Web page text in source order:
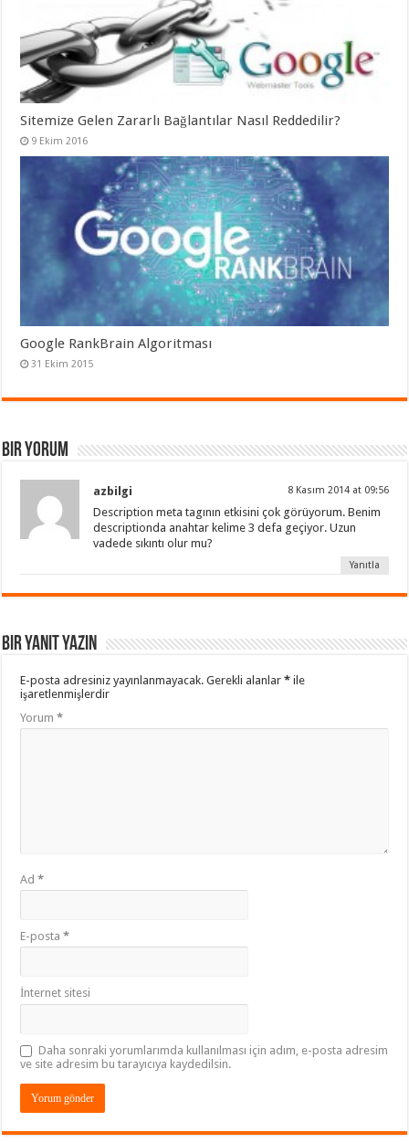
Sitemize Gelen Zararlı Bağlantılar Nasıl Reddedilir?
9 Ekim 2016
Google RankBrain Algoritması
31 Ekim 2015
Bir Yorum
azbilgi 8 Kasım 2014 at 09:56
Description meta tagının etkisini çok görüyorum. Benim
descriptionda anahtar kelime 3 defa geçiyor. Uzun
vadede sıkıntı olur mu?
Yanıtla
Bir yanıt yazın
E-posta adresiniz yayınlanmayacak. Gerekli alanlar* ile
işaretlenmişlerdir
Yorum*
Ad*
E-posta*
İnternet sitesi
Daha sonraki yorumlarımda kullanılması için adım, e-posta adresim
ve site adresim bu tarayıcıya kaydedilsin.